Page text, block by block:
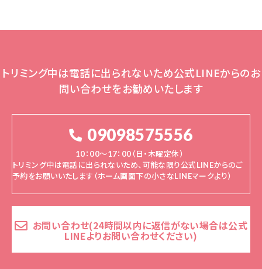
トリミング中は電話に出られないため公式LINEからのお
問い合わせをお勧めいたします
09098575556
10：00～17：00（日・木曜定休）
トリミング中は電話に出られないため、可能な限り公式LINEからのご
予約をお願いいたします（ホーム画面下の小さなLINEマークより）
お問い合わせ(24時間以内に返信がない場合は公式
LINEよりお問い合わせください)